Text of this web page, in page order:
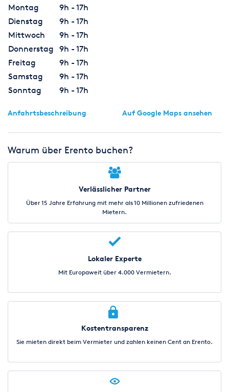
Montag
9h - 17h
Dienstag
9h - 17h
Mittwoch
9h - 17h
Donnerstag
9h - 17h
Freitag
9h - 17h
Samstag
9h - 17h
Sonntag
9h - 17h
Anfahrtsbeschreibung Auf Google Maps ansehen
Warum über Erento buchen?
Verlässlicher Partner
Über 15 Jahre Erfahrung mit mehr als 10 Millionen zufriedenen
Mietern.
Lokaler Experte
Mit Europaweit über 4.000 Vermietern.
Kostentransparenz
Sie mieten direkt beim Vermieter und zahlen keinen Cent an Erento.